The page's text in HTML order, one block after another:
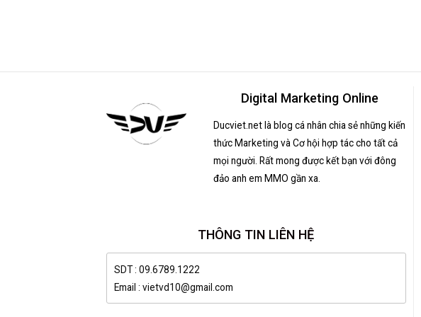
Digital Marketing Online
Ducviet.net là blog cá nhân chia sẻ những kiến
thức Marketing và Cơ hội hợp tác cho tất cả
mọi người. Rất mong được kết bạn với đông
đảo anh em MMO gần xa.
THÔNG TIN LIÊN HỆ
SDT : 09.6789.1222
Email : vietvd10@gmail.com